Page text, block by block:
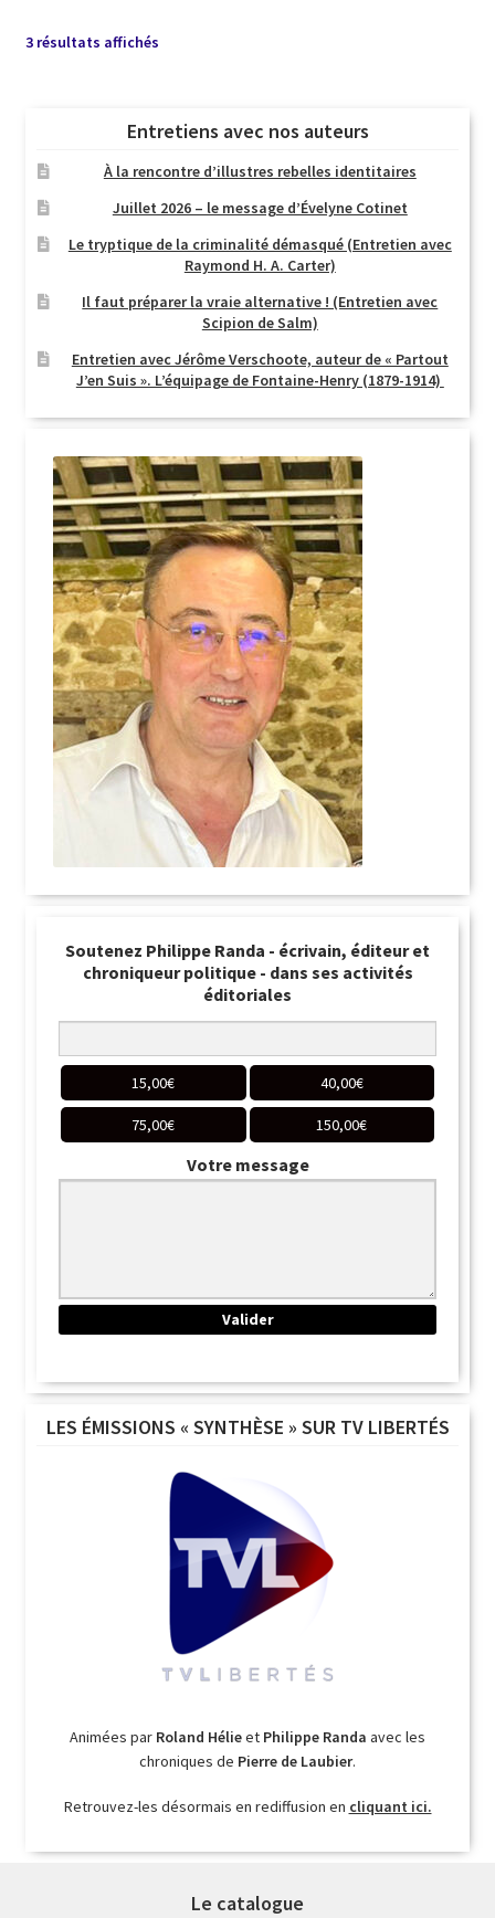
3 résultats affichésTrié
au
plus
Entretiens avec nos auteurs
À la rencontre d’illustres rebelles identitaires
Juillet 2026 – le message d’Évelyne Cotinet
Le tryptique de la criminalité démasqué (Entretien avec
Raymond H. A. Carter)
Il faut préparer la vraie alternative ! (Entretien avec
Scipion de Salm)
Entretien avec Jérôme Verschoote, auteur de « Partout
J’en Suis ». L’équipage de Fontaine-Henry (1879-1914)
Soutenez Philippe Randa - écrivain, éditeur et
chroniqueur politique - dans ses activités
éditoriales
15,00€ 40,00€
75,00€ 150,00€
Votre message
LES ÉMISSIONS « SYNTHÈSE » SUR TV LIBERTÉS
Animées par Roland Hélieet Philippe Randa avec les
chroniques de Pierre de Laubier.
Retrouvez-les désormais en rediffusion en cliquant ici.
Le catalogue